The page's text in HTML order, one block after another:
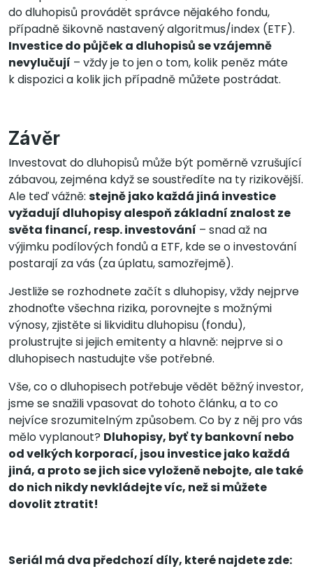
do dluhopisů provádět správce nějakého fondu,
případně šikovně nastavený algoritmus/index (ETF).
Investice do půjček a dluhopisů se vzájemně
nevylučují – vždy je to jen o tom, kolik peněz máte
k dispozici a kolik jich případně můžete postrádat.
Závěr
Investovat do dluhopisů může být poměrně vzrušující
zábavou, zejména když se soustředíte na ty rizikovější.
Ale teď vážně: stejně jako každá jiná investice
vyžadují dluhopisy alespoň základní znalost ze
světa financí, resp. investování – snad až na
výjimku podílových fondů a ETF, kde se o investování
postarají za vás (za úplatu, samozřejmě).
Jestliže se rozhodnete začít s dluhopisy, vždy nejprve
zhodnoťte všechna rizika, porovnejte s možnými
výnosy, zjistěte si likviditu dluhopisu (fondu),
prolustrujte si jejich emitenty a hlavně: nejprve si o
dluhopisech nastudujte vše potřebné.
Vše, co o dluhopisech potřebuje vědět běžný investor,
jsme se snažili vpasovat do tohoto článku, a to co
nejvíce srozumitelným způsobem. Co by z něj pro vás
mělo vyplanout? Dluhopisy, byť ty bankovní nebo
od velkých korporací, jsou investice jako každá
jiná, a proto se jich sice vyloženě nebojte, ale také
do nich nikdy nevkládejte víc, než si můžete
dovolit ztratit!
Seriál má dva předchozí díly, které najdete zde: